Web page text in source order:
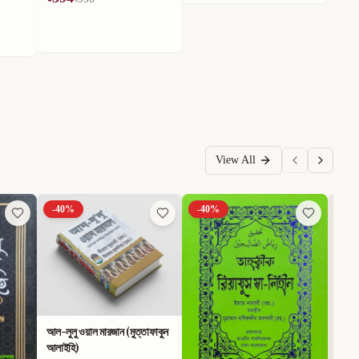
View All
-40%
আল-লুলু ওয়াল মারজান (মুত্তাফাকুন
আলাইহি)
-40%